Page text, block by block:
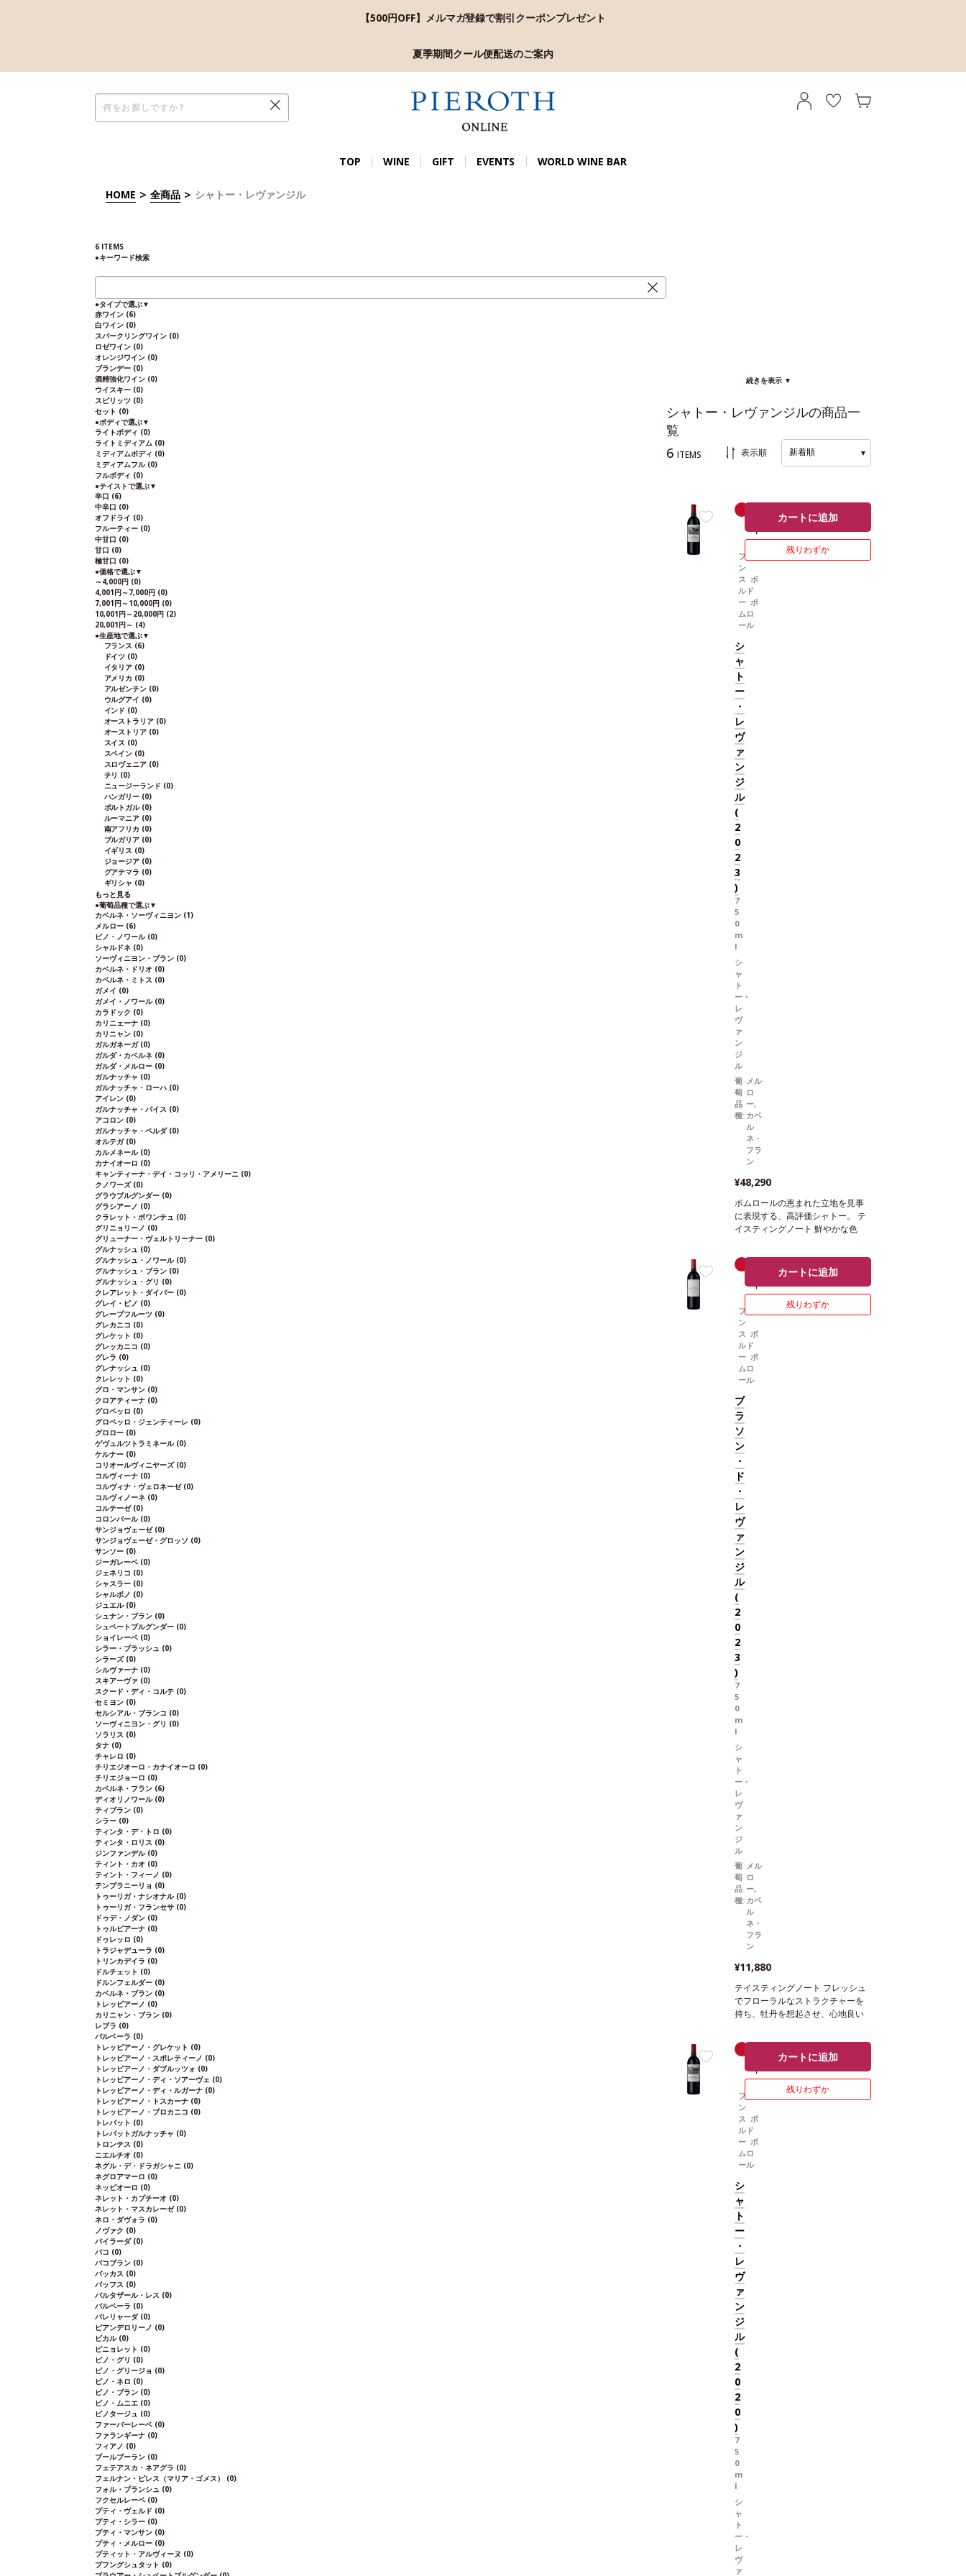
【500円OFF】メルマガ登録で割引クーポンプレゼント
夏季期間クール便配送のご案内
TOP WINE GIFT EVENTS WORLD WINE BAR
HOME > 全商品 > シャトー・レヴァンジル
6 ITEMS
●キーワード検索
●タイプで選ぶ▼
赤ワイン (6)
白ワイン (0)
スパークリングワイン (0)
ロゼワイン (0)
オレンジワイン (0)
ブランデー (0)
酒精強化ワイン (0)
ウイスキー (0)
スピリッツ (0)
セット (0)
●ボディで選ぶ▼
ライトボディ (0)
ライトミディアム (0)
ミディアムボディ (0)
ミディアムフル (0)
フルボディ (0)
●テイストで選ぶ▼
辛口 (6)
中辛口 (0)
オフドライ (0)
フルーティー (0)
中甘口 (0)
甘口 (0)
極甘口 (0)
●価格で選ぶ▼
～4,000円 (0)
4,001円～7,000円 (0)
7,001円～10,000円 (0)
10,001円～20,000円 (2)
20,001円～ (4)
●生産地で選ぶ▼
フランス (6)
ドイツ (0)
イタリア (0)
アメリカ (0)
アルゼンチン (0)
ウルグアイ (0)
インド (0)
オーストラリア (0)
オーストリア (0)
スイス (0)
スペイン (0)
スロヴェニア (0)
チリ (0)
ニュージーランド (0)
ハンガリー (0)
ポルトガル (0)
ルーマニア (0)
南アフリカ (0)
ブルガリア (0)
イギリス (0)
ジョージア (0)
グアテマラ (0)
ギリシャ (0)
もっと見る
●葡萄品種で選ぶ▼
カベルネ・ソーヴィニヨン (1)
メルロー (6)
ピノ・ノワール (0)
シャルドネ (0)
ソーヴィニヨン・ブラン (0)
カベルネ・ドリオ (0)
カベルネ・ミトス (0)
ガメイ (0)
ガメイ・ノワール (0)
カラドック (0)
カリニェーナ (0)
カリニャン (0)
ガルガネーガ (0)
ガルダ・カベルネ (0)
ガルダ・メルロー (0)
ガルナッチャ (0)
ガルナッチャ・ローハ (0)
アイレン (0)
ガルナッチャ・パイス (0)
アコロン (0)
ガルナッチャ・ペルダ (0)
オルテガ (0)
カルメネール (0)
カナイオーロ (0)
キャンティーナ・デイ・コッリ・アメリーニ (0)
クノワーズ (0)
グラウブルグンダー (0)
グラシアーノ (0)
クラレット・ボワンテュ (0)
グリニョリーノ (0)
グリューナー・ヴェルトリーナー (0)
グルナッシュ (0)
グルナッシュ・ノワール (0)
グルナッシュ・ブラン (0)
グルナッシュ・グリ (0)
クレアレット・ダイバー (0)
グレイ・ピノ (0)
グレープフルーツ (0)
グレカニコ (0)
グレケット (0)
グレッカニコ (0)
グレラ (0)
グレナッシュ (0)
クレレット (0)
グロ・マンサン (0)
クロアティーナ (0)
グロペッロ (0)
グロペッロ・ジェンティーレ (0)
グロロー (0)
ゲヴュルツトラミネール (0)
ケルナー (0)
コリオールヴィニヤーズ (0)
コルヴィーナ (0)
コルヴィナ・ヴェロネーゼ (0)
コルヴィノーネ (0)
コルテーゼ (0)
コロンバール (0)
サンジョヴェーゼ (0)
サンジョヴェーゼ・グロッソ (0)
サンソー (0)
ジーガレーベ (0)
ジェネリコ (0)
シャスラー (0)
シャルボノ (0)
ジュエル (0)
シュナン・ブラン (0)
シュペートブルグンダー (0)
ショイレーベ (0)
シラー・ブラッシュ (0)
シラーズ (0)
シルヴァーナ (0)
スキアーヴァ (0)
スクード・ディ・コルテ (0)
セミヨン (0)
セルシアル・ブランコ (0)
ソーヴィニヨン・グリ (0)
ソラリス (0)
タナ (0)
チャレロ (0)
チリエジオーロ・カナイオーロ (0)
チリエジョーロ (0)
カベルネ・フラン (6)
ディオリノワール (0)
ティブラン (0)
シラー (0)
ティンタ・デ・トロ (0)
ティンタ・ロリス (0)
ジンファンデル (0)
ティント・カオ (0)
ティント・フィーノ (0)
テンプラニーリョ (0)
トゥーリガ・ナシオナル (0)
トゥーリガ・フランセサ (0)
ドゥデ・ノダン (0)
トゥルビアーナ (0)
ドゥレッロ (0)
トラジャデューラ (0)
トリンカデイラ (0)
ドルチェット (0)
ドルンフェルダー (0)
カベルネ・ブラン (0)
トレッビアーノ (0)
カリニャン・ブラン (0)
レブラ (0)
バルベーラ (0)
トレッビアーノ・グレケット (0)
トレッビアーノ・スポレティーノ (0)
トレッビアーノ・ダブルッツォ (0)
トレッビアーノ・ディ・ソアーヴェ (0)
トレッビアーノ・ディ・ルガーナ (0)
トレッビアーノ・トスカーナ (0)
トレッビアーノ・プロカニコ (0)
トレパット (0)
トレパットガルナッチャ (0)
トロンテス (0)
ニエルチオ (0)
ネグル・デ・ドラガシャニ (0)
ネグロアマーロ (0)
ネッビオーロ (0)
ネレット・カプチーオ (0)
ネレット・マスカレーゼ (0)
ネロ・ダヴォラ (0)
ノヴァク (0)
バイラーダ (0)
バコ (0)
バコブラン (0)
バッカス (0)
バッフス (0)
バルタザール・レス (0)
バルベーラ (0)
パレリャーダ (0)
ピアンデロリーノ (0)
ビカル (0)
ピニョレット (0)
ピノ・グリ (0)
ピノ・グリージョ (0)
ピノ・ネロ (0)
ピノ・ブラン (0)
ピノ・ムニエ (0)
ピノタージュ (0)
ファーバーレーベ (0)
ファランギーナ (0)
フィアノ (0)
ブールブーラン (0)
フェテアスカ・ネアグラ (0)
フェルナン・ピレス（マリア・ゴメス） (0)
フォル・ブランシュ (0)
フクセルレーベ (0)
プティ・ヴェルド (0)
プティ・シラー (0)
プティ・マンサン (0)
プティ・メルロー (0)
プティット・アルヴィーヌ (0)
プフングシュタット (0)
続きを表示 ▼
シャトー・レヴァンジルの商品一
覧
6 ITEMS 表示順 新着順 ▼
イ
ン
辛口
フラ
ン
ス ボ
ルド
ー ポ
ムロ
ール
シ
ャ
ト
ー
・
レ
ヴ
ァ
ン
ジ
ル
(
2
0
2
3
)
7
5
0
m
l
シ
ャ
ト
ー・
レ
ヴ
ァ
ン
ジ
ル
葡
萄
品
種:
メル
ロ
ー,
カベ
ル
ネ・
フラ
ン
¥48,290
カートに追加
残りわずか
ポムロールの恵まれた立地を見事
に表現する、高評価シャトー。 テ
イスティングノート 鮮やかな色
の含みとほのかなスミレを伴う。
口に含むと、甘いスパイスが優雅
に広がり、焼き栗のニュアンスが
続き、素晴らしく滑らかなタンニ
ンで締めくくられる。高い熟成の
ポテンシャルが感じられる逸品。
葡萄品種
ネ・フラン 21%、カベルネ・ソー
ヴィニヨン 1%
イ
ン
辛口
フラ
ン
ス ボ
ルド
ー ポ
ムロ
ール
ブ
ラ
ソ
ン
・
ド
・
レ
ヴ
ァ
ン
ジ
ル
(
2
0
2
3
)
7
5
0
m
l
シ
ャ
ト
ー・
レ
ヴ
ァ
ン
ジ
ル
葡
萄
品
種:
メル
ロ
ー,
カベ
ル
ネ・
フラ
ン
¥11,880
カートに追加
残りわずか
テイスティングノート フレッシュ
でフローラルなストラクチャーを
持ち、牡丹を想起させ、心地良い
かな味わいに魅了され、ポムロー
ルらしさを感じる。ホップを含む
余韻は、繊細な骨格に素晴らしい
複雑さをもたらしている。葡萄品
種 メルロー 95％、カベルネ・フラ
ン 5％
イ
ン
辛口
フラ
ン
ス ボ
ルド
ー ポ
ムロ
ール
シ
ャ
ト
ー
・
レ
ヴ
ァ
ン
ジ
ル
(
2
0
2
0
)
7
5
0
m
l
シ
ャ
ト
ー・
レ
ヴ
ァ
カートに追加
残りわずか